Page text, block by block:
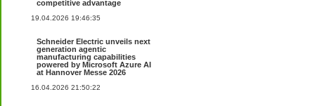
competitive advantage
19.04.2026 19:46:35
Schneider Electric unveils next
generation agentic
manufacturing capabilities
powered by Microsoft Azure AI
at Hannover Messe 2026
16.04.2026 21:50:22